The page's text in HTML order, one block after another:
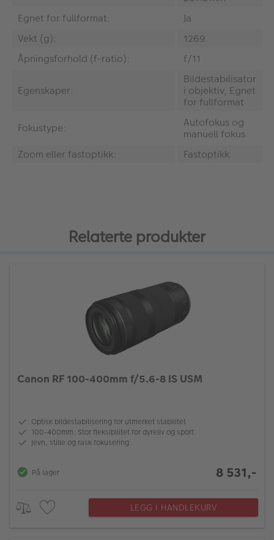
Egnet for fullformat:
Ja
Vekt (g):
1269
Åpningsforhold (f-ratio):
f/11
Egenskaper:
Bildestabilisator
i objektiv, Egnet
for fullformat
Fokustype:
Autofokus og
manuell fokus
Zoom eller fastoptikk:
Fastoptikk
Relaterte produkter
Canon RF 100-400mm f/5.6-8 IS USM
Optisk bildestabilisering for utmerket stabilitet
100-400mm: Stor fleksibilitet for dyreliv og sport
Jevn, stille og rask fokusering
På lager 8 531,-
LEGG I HANDLEKURV